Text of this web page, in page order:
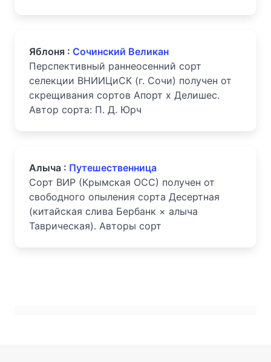
Яблоня : Сочинский Великан
Перспективный раннеосенний сорт
селекции ВНИИЦиСК (г. Сочи) получен от
скрещивания сортов Апорт х Делишес.
Автор сорта: П. Д. Юрч
Алыча : Путешественница
Сорт ВИР (Крымская ОСС) получен от
свободного опыления сорта Десертная
(китайская слива Бербанк × алыча
Таврическая). Авторы сорт